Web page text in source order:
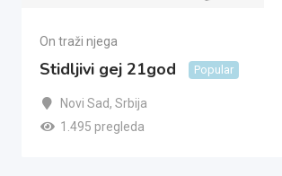
On traži njega
Stidljivi gej 21god Popular
Novi Sad, Srbija
1.495 pregleda